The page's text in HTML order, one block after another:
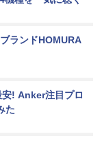
ランドHOMURA
! Anker注目プロ
た